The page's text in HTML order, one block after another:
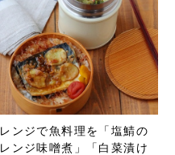
レンジで魚料理を「塩鯖の
レンジ味噌煮」「白菜漬け